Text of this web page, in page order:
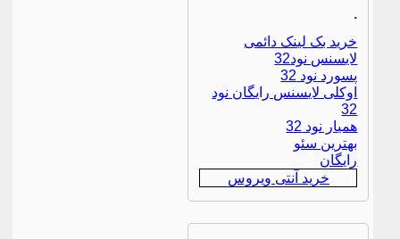
.
خرید بک لینک دائمی
لایسنس نود32
پسورد نود 32
اوکلی لایسنس رایگان نود
32
همیار نود 32
بهترین سئو
رایگان
خرید آنتی ویروس